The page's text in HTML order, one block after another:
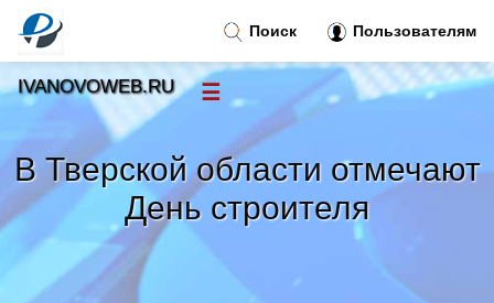
В Тверской области отмечают
День строителя
Поиск Пользователям
IVANOVOWEB.RU ☰
Новости
Тренды новостей»
Рубрики»